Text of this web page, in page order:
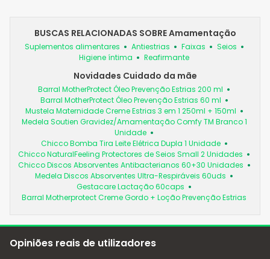
BUSCAS RELACIONADAS SOBRE Amamentação
Suplementos alimentares Antiestrias Faixas
Seios
Higiene íntima
Reafirmante
Novidades Cuidado da mãe
Barral MotherProtect Óleo Prevenção Estrias 200 ml
Barral MotherProtect Óleo Prevenção Estrias 60 ml
Mustela Maternidade Creme Estrias 3 em 1 250ml + 150ml
Medela Soutien Gravidez/Amamentação Comfy TM Branco 1
Unidade
Chicco Bomba Tira Leite Elétrica Dupla 1 Unidade
Chicco NaturalFeeling Protectores de Seios Small 2 Unidades
Chicco Discos Absorventes Antibacterianos 60+30 Unidades
Medela Discos Absorventes Ultra-Respiráveis 60uds
Gestacare Lactação 60caps
Barral Motherprotect Creme Gordo + Loção Prevenção Estrias
Opiniões reais de utilizadores